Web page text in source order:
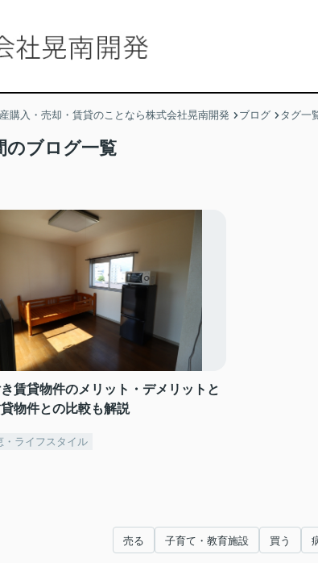
購入・売却・賃貸のことなら株式会社晃南開発 ブログ タグ一
のブログ一覧
賃貸物件のメリット・デメリットと
物件との比較も解説
・ライフスタイル
売る 子育て・教育施設 買う